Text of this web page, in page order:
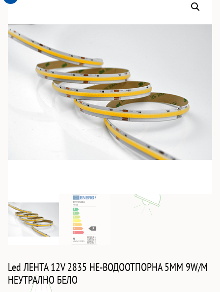
Led ЛЕНТА 12V 2835 НЕ-ВОДООТПОРНА 5MM 9W/M
НЕУТРАЛНО БЕЛО